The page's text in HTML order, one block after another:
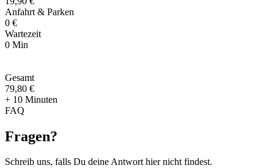
Anfahrt & Parken
0 €
Wartezeit
0 Min
Gesamt
79,80 €
+ 10 Minuten
FAQ
Fragen?
Schreib uns, falls Du deine Antwort hier nicht findest.